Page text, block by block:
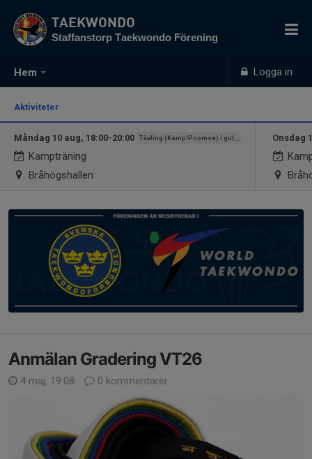
Hem Logga in
TAEKWONDO
Staffanstorp Taekwondo Förening
Aktiviteter
Måndag 10 aug, 18:00-20:00 Tävling (Kamp/Poomse) / gult-svart
Kampträning
Bråhögshallen
Onsdag
Anmälan Gradering VT26
4 maj, 19:08 0 kommentarer